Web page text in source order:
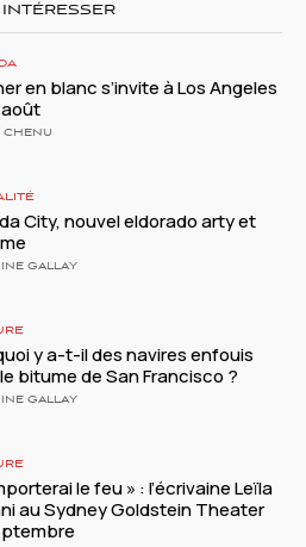
en blanc s’invite à Los Angeles
août
CHENU
City, nouvel eldorado arty et
GALLAY
y a-t-il des navires enfouis
bitume de San Francisco ?
GALLAY
le feu » : l’écrivaine Leïla
au Sydney Goldstein Theater